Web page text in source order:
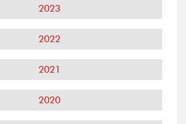
2023
2022
2021
2020